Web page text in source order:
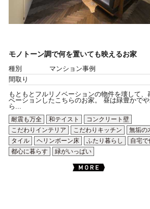
モノトーン調で何を置いても映えるお家
種別
マンション事例
間取り
もともとフルリノベーションの物件を壊して、
ベーションしたこちらのお家。 昼は緑豊かで
ら...
耐震も万全
和テイスト
コンクリート壁
こだわりインテリア
こだわりキッチン
無垢の
タイル
ヘリンボーン床 ふたり暮らし
自宅で
都心に暮らす
緑がいっぱい